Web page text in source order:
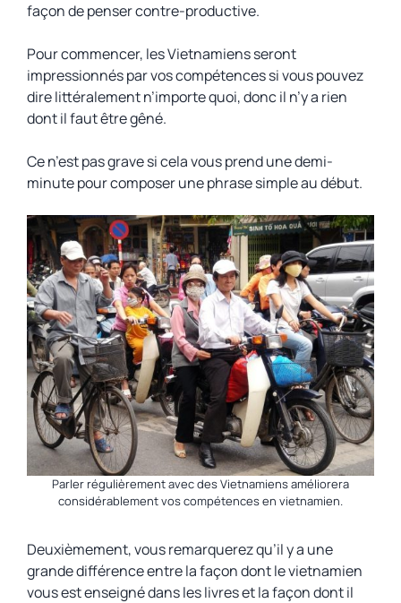
façon de penser contre-productive.
Pour commencer, les Vietnamiens seront
impressionnés par vos compétences si vous pouvez
dire littéralement n’importe quoi, donc il n’y a rien
dont il faut être gêné.
Ce n’est pas grave si cela vous prend une demi-
minute pour composer une phrase simple au début.
Parler régulièrement avec des Vietnamiens améliorera
considérablement vos compétences en vietnamien.
Deuxièmement, vous remarquerez qu’il y a une
grande différence entre la façon dont le vietnamien
vous est enseigné dans les livres et la façon dont il